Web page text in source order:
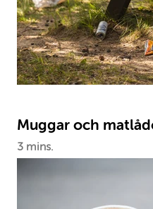
Muggar och
3 mins.